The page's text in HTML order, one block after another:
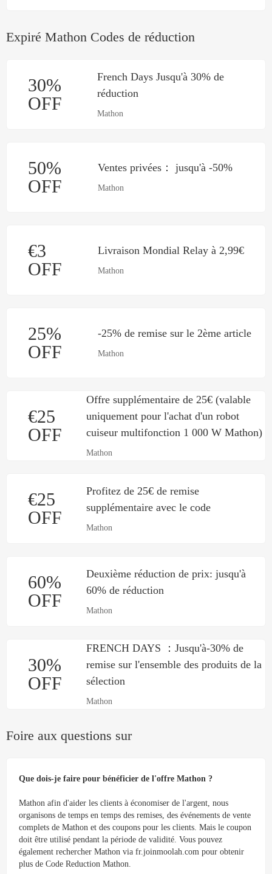
Expiré Mathon Codes de réduction
30%
OFF
French Days Jusqu'à 30% de
réduction
Mathon
50%
OFF
Ventes privées： jusqu'à -50%
Mathon
€3
OFF
Livraison Mondial Relay à 2,99€
Mathon
25%
OFF
-25% de remise sur le 2ème article
Mathon
€25
OFF
Offre supplémentaire de 25€ (valable
uniquement pour l'achat d'un robot
cuiseur multifonction 1 000 W Mathon)
Mathon
€25
OFF
Profitez de 25€ de remise
supplémentaire avec le code
Mathon
60%
OFF
Deuxième réduction de prix: jusqu'à
60% de réduction
Mathon
30%
OFF
FRENCH DAYS ：Jusqu'à-30% de
remise sur l'ensemble des produits de la
sélection
Mathon
Foire aux questions sur
Que dois-je faire pour bénéficier de l'offre Mathon ?
Mathon afin d'aider les clients à économiser de l'argent, nous
organisons de temps en temps des remises, des événements de vente
complets de Mathon et des coupons pour les clients. Mais le coupon
doit être utilisé pendant la période de validité. Vous pouvez
également rechercher Mathon via fr.joinmoolah.com pour obtenir
plus de Code Reduction Mathon.